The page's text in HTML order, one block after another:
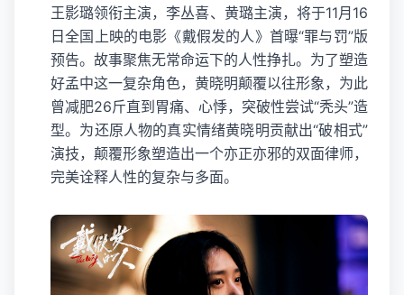
王影璐领衔主演，李丛喜、黄璐主演，将于11月16
日全国上映的电影《戴假发的人》首曝“罪与罚”版
预告。故事聚焦无常命运下的人性挣扎。为了塑造
好孟中这一复杂角色，黄晓明颠覆以往形象，为此
曾减肥26斤直到胃痛、心悸，突破性尝试“秃头”造
型。为还原人物的真实情绪黄晓明贡献出“破相式”
演技，颠覆形象塑造出一个亦正亦邪的双面律师，
完美诠释人性的复杂与多面。